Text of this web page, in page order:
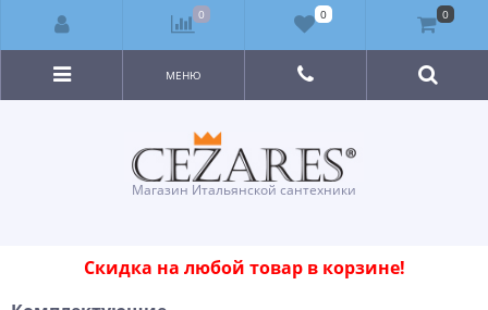
Магазин Итальянской сантехники
МЕНЮ
Скидка на любой товар в корзине!
0 0 0